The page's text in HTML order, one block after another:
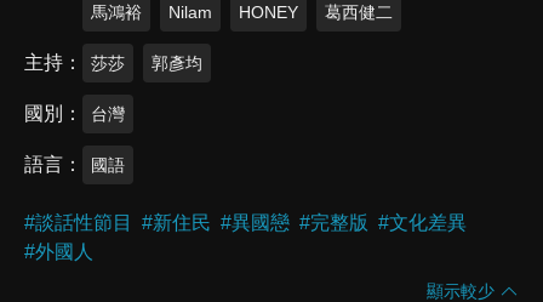
馬鴻裕 Nilam HONEY 葛西健二
主持 莎莎 郭彥均
國別 台灣
語言 國語
#談話性節目 #新住民 #異國戀 #完整版 #文化差異
#外國人
顯示較少